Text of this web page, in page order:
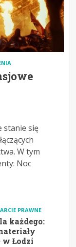
stanie się
W tym
Noc
PRAWNE
każdego:
w Łodzi